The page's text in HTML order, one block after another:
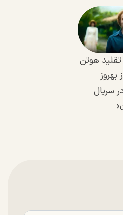
هوتن
بهروز
سریال